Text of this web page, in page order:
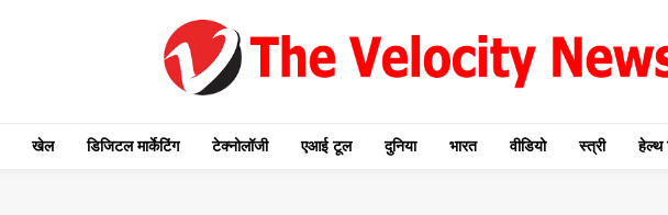
खेल डिजिटल मार्केटिंग टेक्नोलॉजी एआई टूल दुनिया भारत वीडियो स्त्री हेल्थ